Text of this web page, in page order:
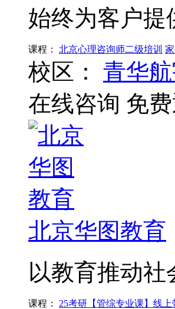
始终为客户提
课程： 北京心理咨询师二级培训
校区：
青华
在线咨询 免
北京华图教育
以教育推动社
课程： 25考研【管综专业课】线上